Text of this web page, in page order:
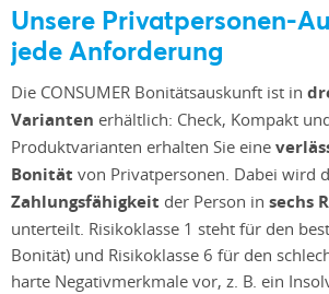
Unsere Privatpersonen-
jede Anforderung
Die CONSUMER Bonitätsauskunft ist in
Varianten erhältlich: Check, Kompakt
Produktvarianten erhalten Sie eine
Bonität von Privatpersonen. Dabei wird
Zahlungsfähigkeit der Person in sechs
unterteilt. Risikoklasse 1 steht für den
Bonität) und Risikoklasse 6 für den
harte Negativmerkmale vor, z. B. ein